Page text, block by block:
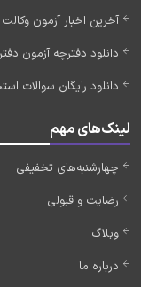
آخرین اخبار آزمون وکالت 1405 (به زودی)
دانلود دفترچه آزمون
دانلود رایگان سوالات
لینک‌های مهم
چهارشنبه‌های تخفیفی
رضایت و قبولی
وبلاگ
درباره ما